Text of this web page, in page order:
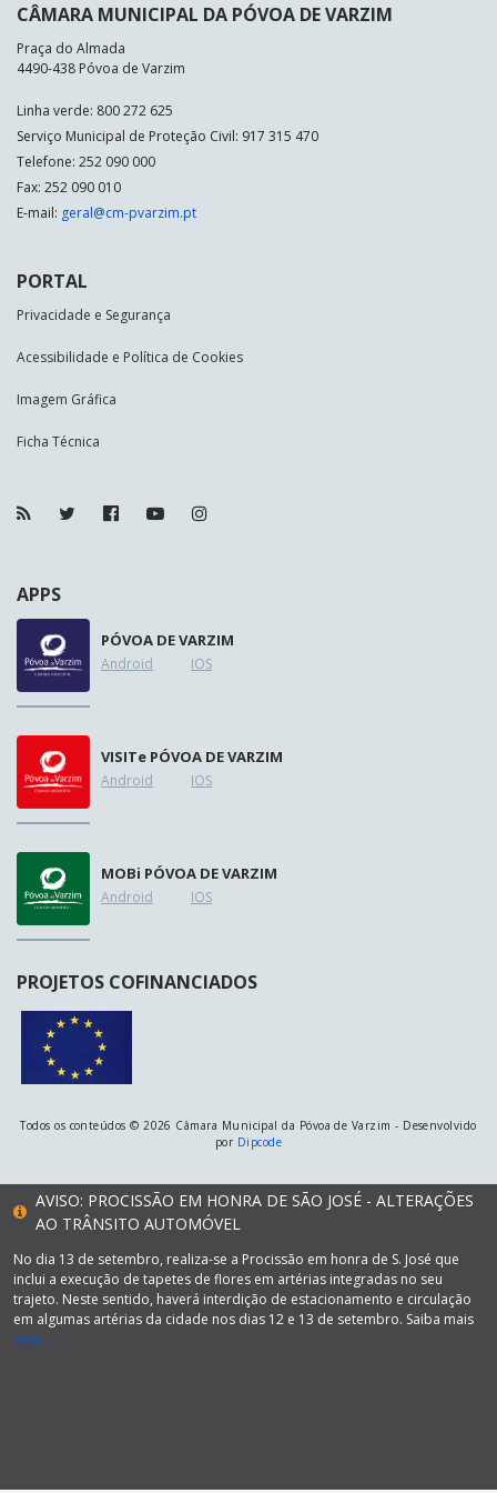
CÂMARA MUNICIPAL DA PÓVOA DE VARZIM
Praça do Almada
4490-438 Póvoa de Varzim
Linha verde: 800 272 625
Serviço Municipal de Proteção Civil: 917 315 470
Telefone: 252 090 000
Fax: 252 090 010
E-mail: geral@cm-pvarzim.pt
PORTAL
Privacidade e Segurança
Acessibilidade e Política de Cookies
Imagem Gráfica
Ficha Técnica
APPS
PÓVOA DE VARZIM
Android IOS
VISITe PÓVOA DE VARZIM
Android IOS
MOBi PÓVOA DE VARZIM
Android IOS
PROJETOS COFINANCIADOS
Todos os conteúdos © 2026 Câmara Municipal da Póvoa de Varzim - Desenvolvido
por Dipcode
AVISO: PROCISSÃO EM HONRA DE SÃO JOSÉ - ALTERAÇÕES
AO TRÂNSITO AUTOMÓVEL
No dia 13 de setembro, realiza-se a Procissão em honra de S. José que
inclui a execução de tapetes de flores em artérias integradas no seu
trajeto. Neste sentido, haverá interdição de estacionamento e circulação
em algumas artérias da cidade nos dias 12 e 13 de setembro. Saiba mais
aqui.